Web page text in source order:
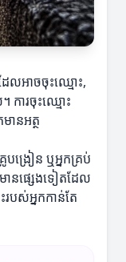
លអាចចុះឈ្មោះ,
ការចុះឈ្មោះ
ានអត្ថ
ង្រៀន ឬអ្នកគ្រប់
ានផ្សេងទៀតដែល
របស់អ្នកកាន់តែ